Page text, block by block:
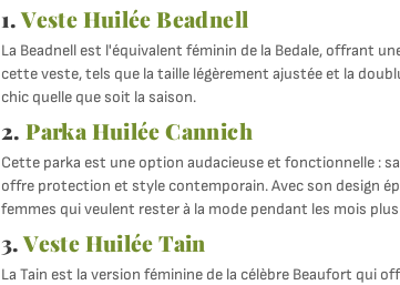
1.Veste Huilée Beadnell
La Beadnell est l'équivalent féminin de la Bedale, offrant
cette veste, tels que la taille légèrement ajustée et la
chic quelle que soit la saison.
2. Parka Huilée Cannich
Cette parka est une option audacieuse et fonctionnelle :
offre protection et style contemporain. Avec son design
femmes qui veulent rester à la mode pendant les mois
3.Veste Huilée Tain
La Tain est la version féminine de la célèbre Beaufort qui